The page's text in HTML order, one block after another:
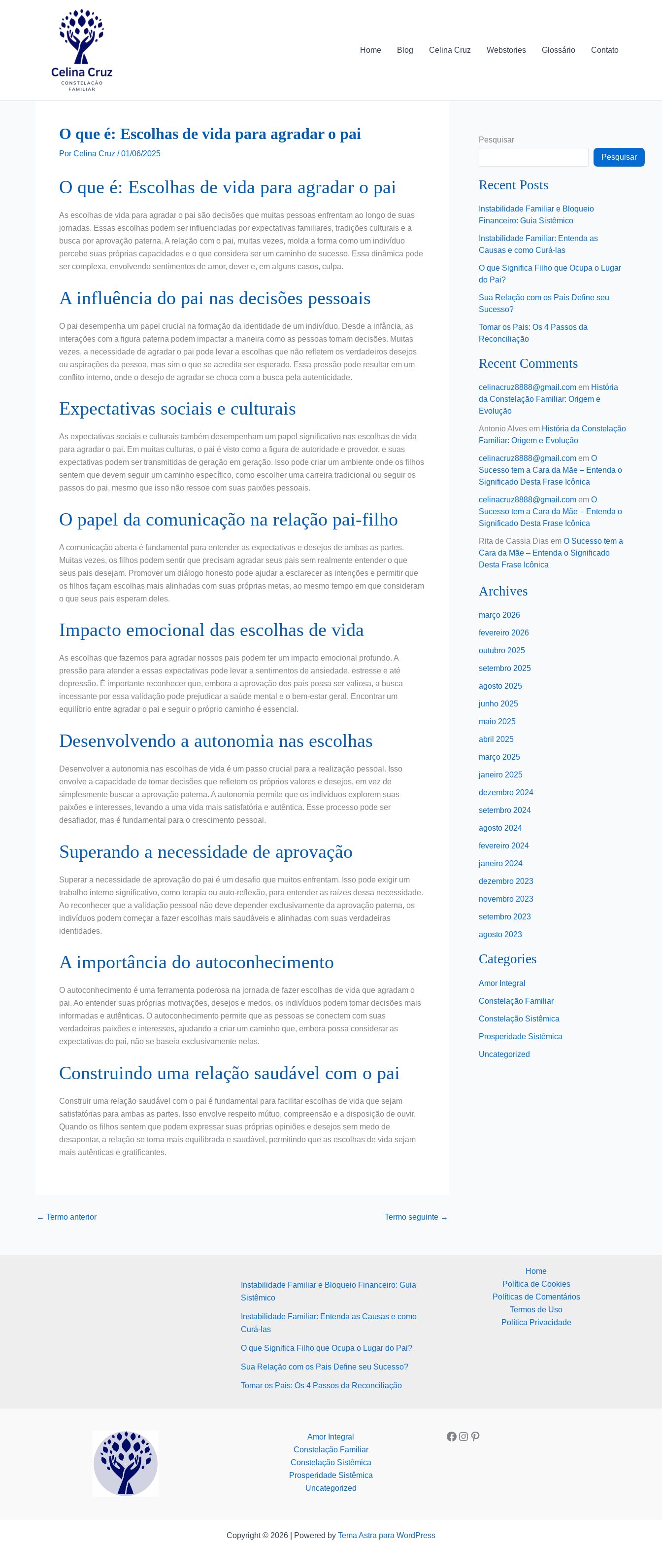
Home Blog Celina Cruz Webstories Glossário Contato
O que é: Escolhas de vida para agradar o pai
Por Celina Cruz /01/06/2025
O que é: Escolhas de vida para agradar o pai
As escolhas de vida para agradar o pai são decisões que muitas pessoas enfrentam ao longo de suas
jornadas. Essas escolhas podem ser influenciadas por expectativas familiares, tradições culturais e a
busca por aprovação paterna. A relação com o pai, muitas vezes, molda a forma como um indivíduo
percebe suas próprias capacidades e o que considera ser um caminho de sucesso. Essa dinâmica pode
ser complexa, envolvendo sentimentos de amor, dever e, em alguns casos, culpa.
A influência do pai nas decisões pessoais
O pai desempenha um papel crucial na formação da identidade de um indivíduo. Desde a infância, as
interações com a figura paterna podem impactar a maneira como as pessoas tomam decisões. Muitas
vezes, a necessidade de agradar o pai pode levar a escolhas que não refletem os verdadeiros desejos
ou aspirações da pessoa, mas sim o que se acredita ser esperado. Essa pressão pode resultar em um
conflito interno, onde o desejo de agradar se choca com a busca pela autenticidade.
Expectativas sociais e culturais
As expectativas sociais e culturais também desempenham um papel significativo nas escolhas de vida
para agradar o pai. Em muitas culturas, o pai é visto como a figura de autoridade e provedor, e suas
expectativas podem ser transmitidas de geração em geração. Isso pode criar um ambiente onde os filhos
sentem que devem seguir um caminho específico, como escolher uma carreira tradicional ou seguir os
passos do pai, mesmo que isso não ressoe com suas paixões pessoais.
O papel da comunicação na relação pai-filho
A comunicação aberta é fundamental para entender as expectativas e desejos de ambas as partes.
Muitas vezes, os filhos podem sentir que precisam agradar seus pais sem realmente entender o que
seus pais desejam. Promover um diálogo honesto pode ajudar a esclarecer as intenções e permitir que
os filhos façam escolhas mais alinhadas com suas próprias metas, ao mesmo tempo em que consideram
o que seus pais esperam deles.
Impacto emocional das escolhas de vida
As escolhas que fazemos para agradar nossos pais podem ter um impacto emocional profundo. A
pressão para atender a essas expectativas pode levar a sentimentos de ansiedade, estresse e até
depressão. É importante reconhecer que, embora a aprovação dos pais possa ser valiosa, a busca
incessante por essa validação pode prejudicar a saúde mental e o bem-estar geral. Encontrar um
equilíbrio entre agradar o pai e seguir o próprio caminho é essencial.
Desenvolvendo a autonomia nas escolhas
Desenvolver a autonomia nas escolhas de vida é um passo crucial para a realização pessoal. Isso
envolve a capacidade de tomar decisões que refletem os próprios valores e desejos, em vez de
simplesmente buscar a aprovação paterna. A autonomia permite que os indivíduos explorem suas
paixões e interesses, levando a uma vida mais satisfatória e autêntica. Esse processo pode ser
desafiador, mas é fundamental para o crescimento pessoal.
Superando a necessidade de aprovação
Superar a necessidade de aprovação do pai é um desafio que muitos enfrentam. Isso pode exigir um
trabalho interno significativo, como terapia ou auto-reflexão, para entender as raízes dessa necessidade.
Ao reconhecer que a validação pessoal não deve depender exclusivamente da aprovação paterna, os
indivíduos podem começar a fazer escolhas mais saudáveis e alinhadas com suas verdadeiras
identidades.
A importância do autoconhecimento
O autoconhecimento é uma ferramenta poderosa na jornada de fazer escolhas de vida que agradam o
pai. Ao entender suas próprias motivações, desejos e medos, os indivíduos podem tomar decisões mais
informadas e autênticas. O autoconhecimento permite que as pessoas se conectem com suas
verdadeiras paixões e interesses, ajudando a criar um caminho que, embora possa considerar as
expectativas do pai, não se baseia exclusivamente nelas.
Construindo uma relação saudável com o pai
Construir uma relação saudável com o pai é fundamental para facilitar escolhas de vida que sejam
satisfatórias para ambas as partes. Isso envolve respeito mútuo, compreensão e a disposição de ouvir.
Quando os filhos sentem que podem expressar suas próprias opiniões e desejos sem medo de
desapontar, a relação se torna mais equilibrada e saudável, permitindo que as escolhas de vida sejam
mais autênticas e gratificantes.
← Termo anterior Termo seguinte →
Pesquisar
Pesquisar
Recent Posts
Instabilidade Familiar e Bloqueio
Financeiro: Guia Sistêmico
Instabilidade Familiar: Entenda as
Causas e como Curá-las
O que Significa Filho que Ocupa o Lugar
do Pai?
Sua Relação com os Pais Define seu
Sucesso?
Tomar os Pais: Os 4 Passos da
Reconciliação
Recent Comments
celinacruz8888@gmail.com em História
da Constelação Familiar: Origem e
Evolução
Antonio Alves em História da Constelação
Familiar: Origem e Evolução
celinacruz8888@gmail.com em O
Sucesso tem a Cara da Mãe – Entenda o
Significado Desta Frase Icônica
celinacruz8888@gmail.com em O
Sucesso tem a Cara da Mãe – Entenda o
Significado Desta Frase Icônica
Rita de Cassia Dias em O Sucesso tem a
Cara da Mãe – Entenda o Significado
Desta Frase Icônica
Archives
março 2026
fevereiro 2026
outubro 2025
setembro 2025
agosto 2025
junho 2025
maio 2025
abril 2025
março 2025
janeiro 2025
dezembro 2024
setembro 2024
agosto 2024
fevereiro 2024
janeiro 2024
dezembro 2023
novembro 2023
setembro 2023
agosto 2023
Categories
Amor Integral
Constelação Familiar
Constelação Sistêmica
Prosperidade Sistêmica
Uncategorized
Instabilidade Familiar e Bloqueio Financeiro: Guia
Sistêmico
Instabilidade Familiar: Entenda as Causas e como
Curá-las
O que Significa Filho que Ocupa o Lugar do Pai?
Sua Relação com os Pais Define seu Sucesso?
Tomar os Pais: Os 4 Passos da Reconciliação
Home
Política de Cookies
Políticas de Comentários
Termos de Uso
Política Privacidade
Amor Integral
Constelação Familiar
Constelação Sistêmica
Prosperidade Sistêmica
Uncategorized
Copyright © 2026 | Powered by Tema Astra para WordPress